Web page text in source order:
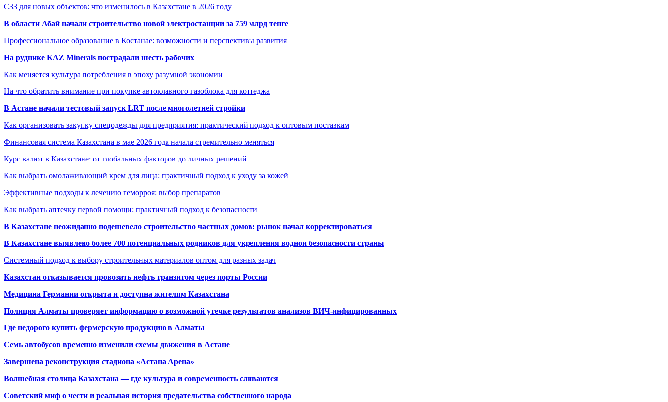
СЗЗ для новых объектов: что изменилось в Казахстане в 2026 году
В области Абай начали строительство новой электростанции за 759 млрд тенге
Профессиональное образование в Костанае: возможности и перспективы развития
На руднике KAZ Minerals пострадали шесть рабочих
Как меняется культура потребления в эпоху разумной экономии
На что обратить внимание при покупке автоклавного газоблока для коттеджа
В Астане начали тестовый запуск LRT после многолетней стройки
Как организовать закупку спецодежды для предприятия: практический подход к оптовым поставкам
Финансовая система Казахстана в мае 2026 года начала стремительно меняться
Курс валют в Казахстане: от глобальных факторов до личных решений
Как выбрать омолаживающий крем для лица: практичный подход к уходу за кожей
Эффективные подходы к лечению геморроя: выбор препаратов
Как выбрать аптечку первой помощи: практичный подход к безопасности
В Казахстане неожиданно подешевело строительство частных домов: рынок начал корректироваться
В Казахстане выявлено более 700 потенциальных родников для укрепления водной безопасности страны
Системный подход к выбору строительных материалов оптом для разных задач
Казахстан отказывается провозить нефть транзитом через порты России
Медицина Германии открыта и доступна жителям Казахстана
Полиция Алматы проверяет информацию о возможной утечке результатов анализов ВИЧ-инфицированных
Где недорого купить фермерскую продукцию в Алматы
Семь автобусов временно изменили схемы движения в Астане
Завершена реконструкция стадиона «Астана Арена»
Волшебная столица Казахстана — где культура и современность сливаются
Советский миф о чести и реальная история предательства собственного народа